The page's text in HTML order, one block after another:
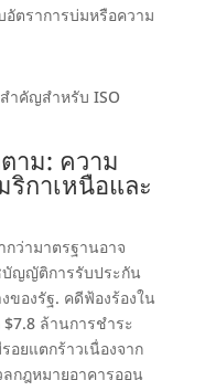
อัตราการบ่มหรือความ
ำคัญสำหรับ ISO
าม: ความ
ริกาเหนือและ
ว่ามาตรฐานอาจ
บัญญัติการรับประกัน
ของรัฐ. คดีฟ้องร้องใน
$7.8 ล้านการชำระ
อยแตกร้าวเนื่องจาก
กฎหมายอาคารออน